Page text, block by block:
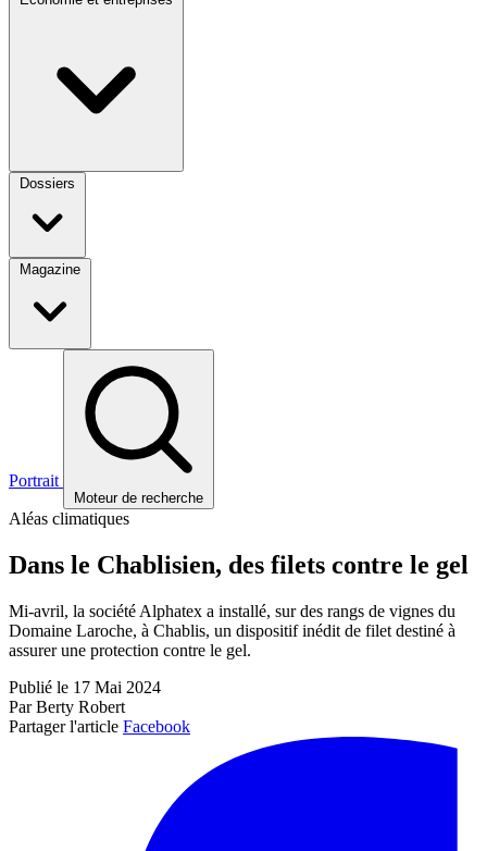
Dossiers
Magazine
Portrait
Moteur de recherche
Aléas climatiques
Dans le Chablisien, des filets contre le gel
Mi-avril, la société Alphatex a installé, sur des rangs de vignes du
Domaine Laroche, à Chablis, un dispositif inédit de filet destiné à
assurer une protection contre le gel.
Publié le 17 Mai 2024
Par Berty Robert
Partager l'article Facebook